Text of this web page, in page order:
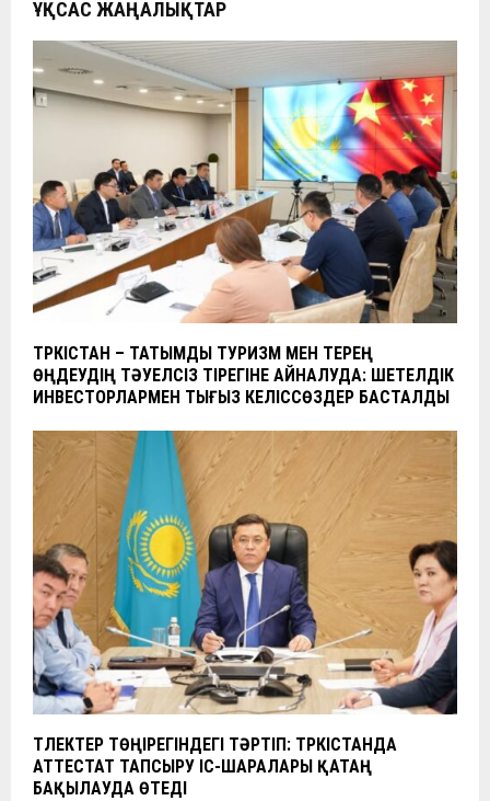
ҰҚСАС ЖАҢАЛЫҚТАР
ТҮРКІСТАН – ТАТЫМДЫ ТУРИЗМ МЕН ТЕРЕҢ
ӨҢДЕУДІҢ ТӘУЕЛСІЗ ТІРЕГІНЕ АЙНАЛУДА: ШЕТЕЛДІК
ИНВЕСТОРЛАРМЕН ТЫҒЫЗ КЕЛІССӨЗДЕР БАСТАЛДЫ
ТҮЛЕКТЕР ТӨҢІРЕГІНДЕГІ ТӘРТІП: ТҮРКІСТАНДА
АТТЕСТАТ ТАПСЫРУ ІС-ШАРАЛАРЫ ҚАТАҢ
БАҚЫЛАУДА ӨТЕДІ